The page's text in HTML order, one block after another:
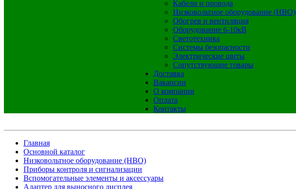
Кабели и провода
Низковольтное оборудование (НВО)
Обогрев и вентиляция
Оборудование 6-10кВ
Светотехника
Системы безопасности
Электрические щиты
Сопутствующие товары
Доставка
Вакансии
О компании
Оплата
Контакты
Главная
Основной каталог
Низковольтное оборудование (НВО)
Приборы контроля и сигнализации
Вспомогательные элементы и аксессуары
Адаптер для выносного дисплея